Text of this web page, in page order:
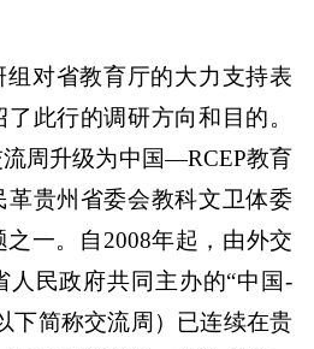
组对省教育厅的大力支持表
此行的调研方向和目的。
周升级为中国—RCEP教育
贵州省委会教科文卫体委
一。自2008年起，由外交
人民政府共同主办的“中国-
下简称交流周）已连续在贵